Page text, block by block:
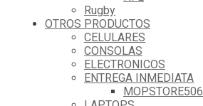
Rugby
OTROS PRODUCTOS
CELULARES
CONSOLAS
ELECTRONICOS
ENTREGA INMEDIATA
MOPSTORE506